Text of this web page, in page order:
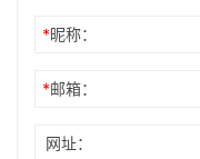
*昵称：
*邮箱：
网址：